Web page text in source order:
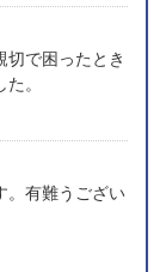
切で困ったとき
。
。有難うござい